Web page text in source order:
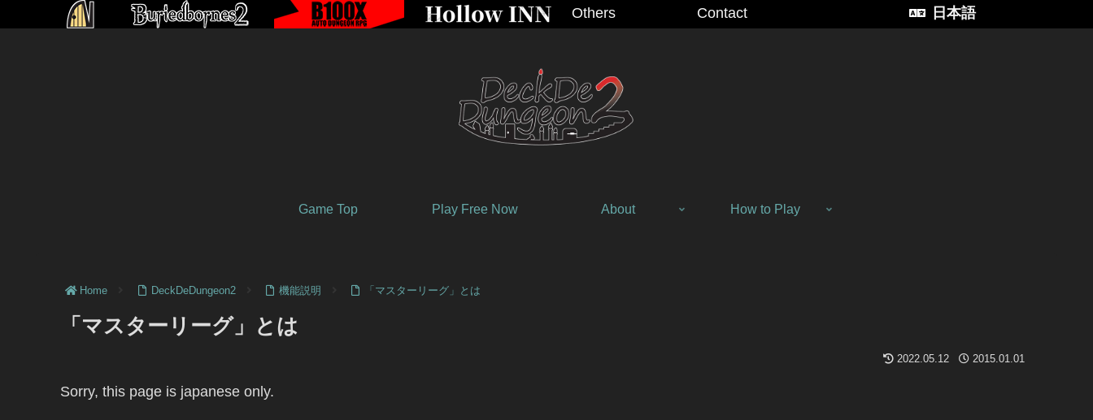
Others Contact 日本語
Game Top Play Free Now About How to Play
Home DeckDeDungeon2 機能説明 「マスターリーグ」とは
「マスターリーグ」とは
2022.05.12 2015.01.01
Sorry, this page is japanese only.